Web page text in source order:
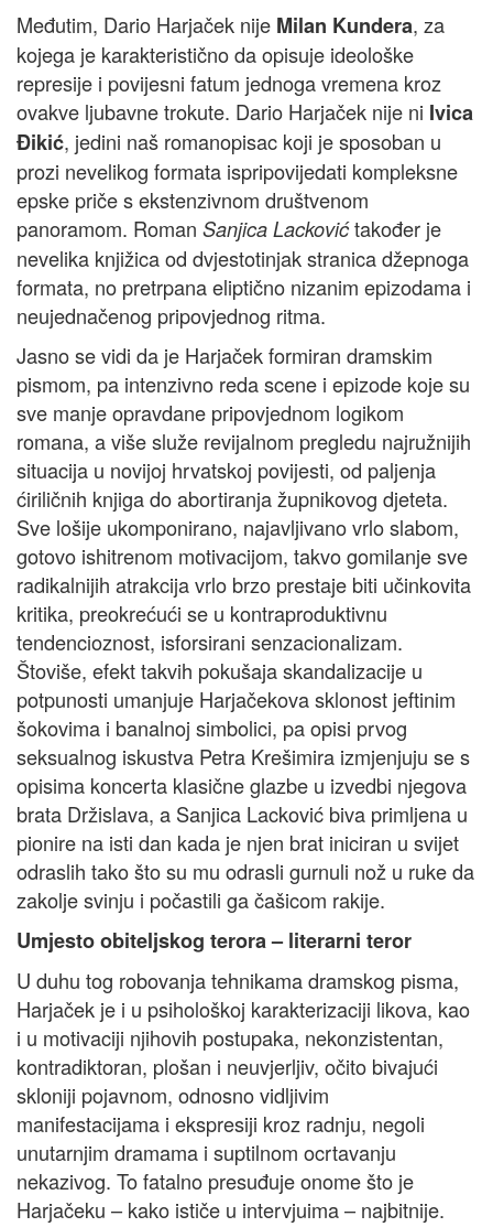
Međutim, Dario Harjaček nije Milan Kundera, za
kojega je karakteristično da opisuje ideološke
represije i povijesni fatum jednoga vremena kroz
ovakve ljubavne trokute. Dario Harjaček nije ni Ivica
Đikić, jedini naš romanopisac koji je sposoban u
prozi nevelikog formata ispripovijedati kompleksne
epske priče s ekstenzivnom društvenom
panoramom. Roman Sanjica Lackovićtakođer je
nevelika knjižica od dvjestotinjak stranica džepnoga
formata, no pretrpana eliptično nizanim epizodama i
neujednačenog pripovjednog ritma.
Jasno se vidi da je Harjaček formiran dramskim
pismom, pa intenzivno reda scene i epizode koje su
sve manje opravdane pripovjednom logikom
romana, a više služe revijalnom pregledu najružnijih
situacija u novijoj hrvatskoj povijesti, od paljenja
ćiriličnih knjiga do abortiranja župnikovog djeteta.
Sve lošije ukomponirano, najavljivano vrlo slabom,
gotovo ishitrenom motivacijom, takvo gomilanje sve
radikalnijih atrakcija vrlo brzo prestaje biti učinkovita
kritika, preokrećući se u kontraproduktivnu
tendencioznost, isforsirani senzacionalizam.
Štoviše, efekt takvih pokušaja skandalizacije u
potpunosti umanjuje Harjačekova sklonost jeftinim
šokovima i banalnoj simbolici, pa opisi prvog
seksualnog iskustva Petra Krešimira izmjenjuju se s
opisima koncerta klasične glazbe u izvedbi njegova
brata Držislava, a Sanjica Lacković biva primljena u
pionire na isti dan kada je njen brat iniciran u svijet
odraslih tako što su mu odrasli gurnuli nož u ruke da
zakolje svinju i počastili ga čašicom rakije.
Umjesto obiteljskog terora – literarni teror
U duhu tog robovanja tehnikama dramskog pisma,
Harjaček je i u psihološkoj karakterizaciji likova, kao
i u motivaciji njihovih postupaka, nekonzistentan,
kontradiktoran, plošan i neuvjerljiv, očito bivajući
skloniji pojavnom, odnosno vidljivim
manifestacijama i ekspresiji kroz radnju, negoli
unutarnjim dramama i suptilnom ocrtavanju
nekazivog. To fatalno presuđuje onome što je
Harjačeku – kako ističe u intervjuima – najbitnije.